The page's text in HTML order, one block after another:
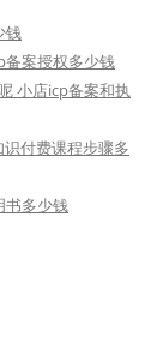
钱
备案授权多少钱
小店icp备案和执
付费课程步骤多
书多少钱